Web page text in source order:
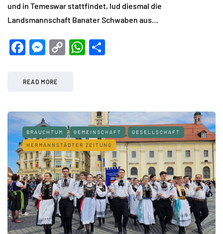
und in Temeswar stattfindet, lud diesmal die
Landsmannschaft Banater Schwaben aus…
Facebook
Messenger
CopyWhatsApp
READ MORE
BRAUCHTUM GEMEINSCHAFT GESELLSCHAFT
HERMANNSTÄDTER ZEITUNG